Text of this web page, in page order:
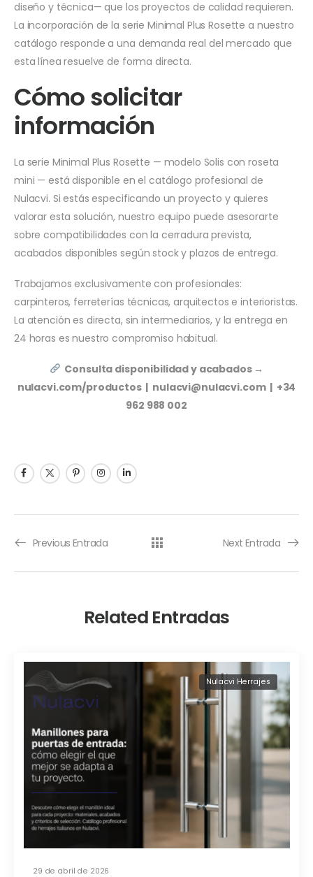
diseño y técnica— que los proyectos de calidad requieren.
La incorporación de la serie Minimal Plus Rosette a nuestro
catálogo responde a una demanda real del mercado que
esta línea resuelve de forma directa.
Cómo solicitar
información
La serie Minimal Plus Rosette — modelo Solis con roseta
mini — está disponible en el catálogo profesional de
Nulacvi. Si estás especificando un proyecto y quieres
valorar esta solución, nuestro equipo puede asesorarte
sobre compatibilidades con la cerradura prevista,
acabados disponibles según stock y plazos de entrega.
Trabajamos exclusivamente con profesionales:
carpinteros, ferreterías técnicas, arquitectos e interioristas.
La atención es directa, sin intermediarios, y la entrega en
24 horas es nuestro compromiso habitual.
Consulta disponibilidad y acabados →
nulacvi.com/productos | nulacvi@nulacvi.com | +34
962 988 002
Previous Entrada Next Entrada
Related Entradas
29 de abril de 2026
Nulacvi Herrajes